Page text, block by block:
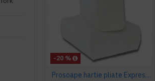
-20 %
Prosoape hartie pliate Expres Z fold, 160 buc / pachet, 2 straturi, 21 x 23 cm, 12 pac / bax, AQAS